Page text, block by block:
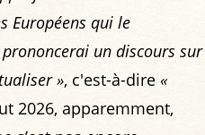
Européens qui le
un discours sur
», c'est-à-dire «
2026, apparemment,